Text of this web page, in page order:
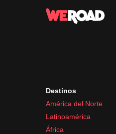
Destinos
América del Norte
Latinoamérica
África